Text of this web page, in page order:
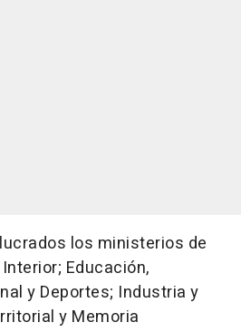
los ministerios de
Educación,
y Deportes; Industria y
y Memoria